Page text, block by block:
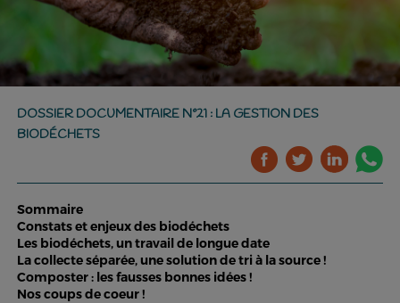
DOSSIER DOCUMENTAIRE N°21 : LA GESTION DES
BIODÉCHETS
Sommaire
Constats et enjeux des biodéchets
Les biodéchets, un travail de longue date
La collecte séparée, une solution de tri à la source !
Composter : les fausses bonnes idées !
Nos coups de coeur !